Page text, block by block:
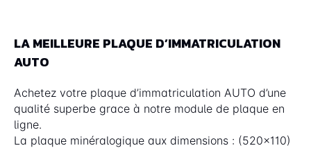
LA MEILLEURE PLAQUE D’IMMATRICULATION
AUTO
Achetez votre plaque d’immatriculation AUTO d’une
qualité superbe grace à notre module de plaque en
ligne.
La plaque minéralogique aux dimensions : (520x110)